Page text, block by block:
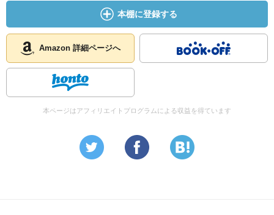
本棚に登録する
Amazon 詳細ページへ
本ページはアフィリエイトプログラムによる収益を得ています